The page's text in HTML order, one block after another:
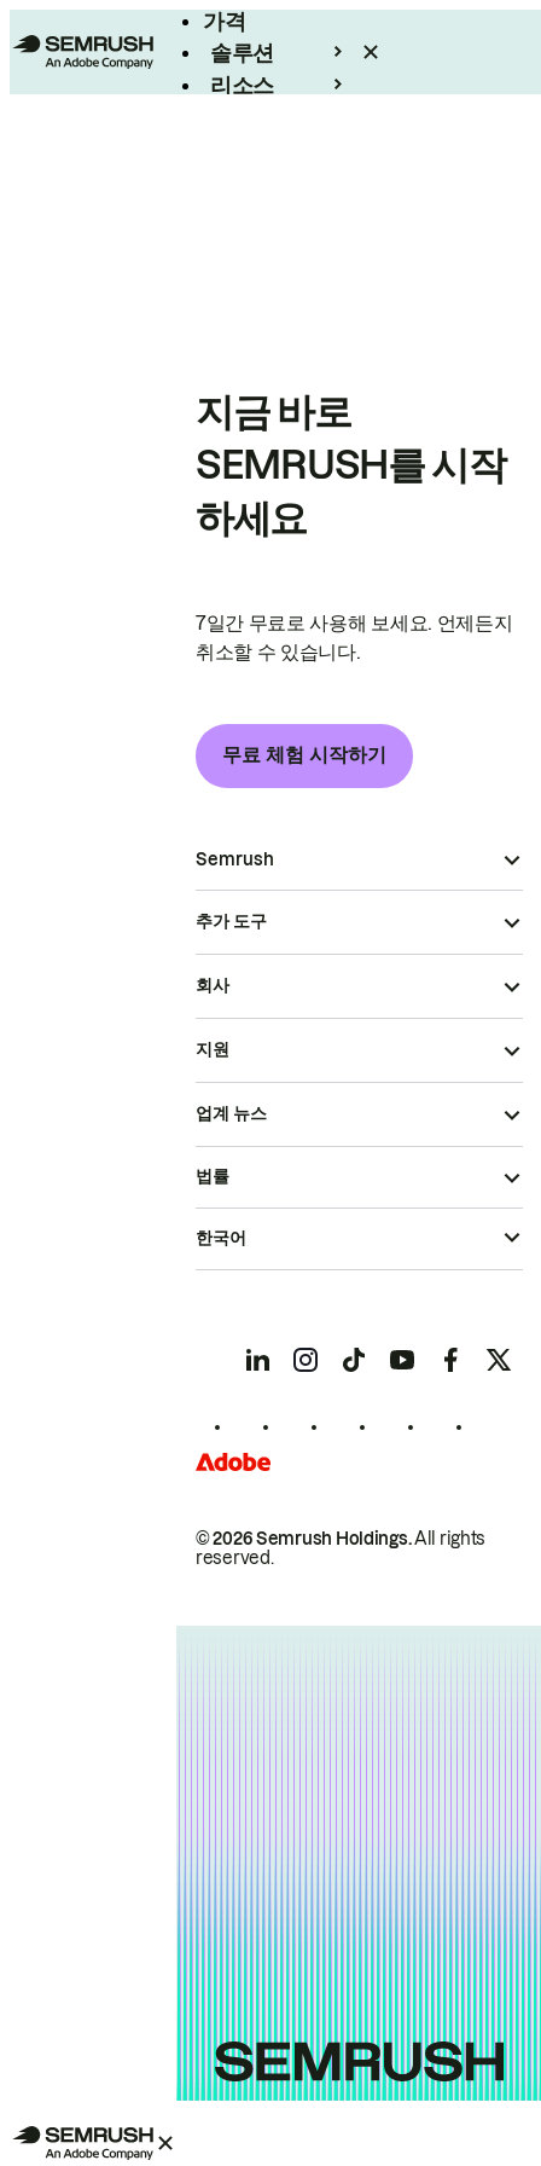
가격
솔루션
리소스
지금 바로
SEMRUSH를 시작
하세요
7일간 무료로 사용해 보세요. 언제든지
취소할 수 있습니다.
무료 체험 시작하기
Semrush
추가 도구
회사
지원
업계 뉴스
© 2026 Semrush Holdings.All rights
reserved.
법률
한국어